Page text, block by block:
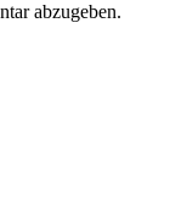
abzugeben.